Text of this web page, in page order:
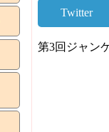
Twitter
第3回ジャン